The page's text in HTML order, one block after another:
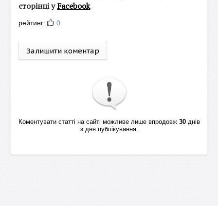
сторінці уFacebook
рейтинг: 0
Залишити коментар
Коментувати статті на сайті можливе лише впродовж 30днів
з дня публікування.